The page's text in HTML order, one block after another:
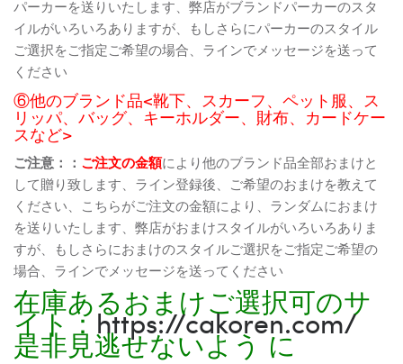
パーカーを送りいたします、弊店がブランドパーカーのスタ
イルがいろいろありますが、もしさらにパーカーのスタイル
ご選択をご指定ご希望の場合、ラインでメッセージを送って
ください
⑥他のブランド品<靴下、スカーフ、ペット服、ス
リッパ、バッグ、キーホルダー、財布、カードケー
スなど>
ご注意：： ご注文の金額により他のブランド品全部おまけと
して贈り致します、ライン登録後、ご希望のおまけを教えて
ください、こちらがご注文の金額により、ランダムにおまけ
を送りいたします、弊店がおまけスタイルがいろいろありま
すが、もしさらにおまけのスタイルご選択をご指定ご希望の
場合、ラインでメッセージを送ってください
在庫あるおまけご選択可のサ
イト：https://cakoren.com/
是非見逃せないよう に